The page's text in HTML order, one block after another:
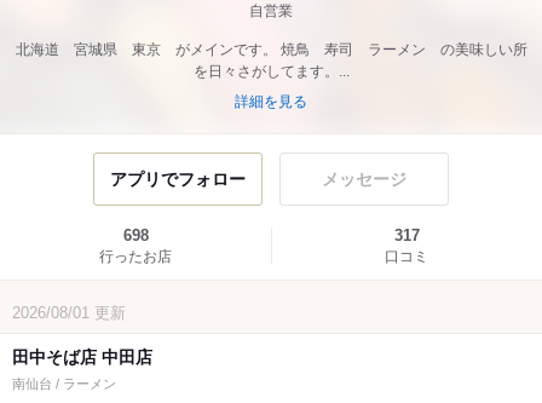
自営業
北海道 宮城県 東京 がメインです。 焼鳥 寿司 ラーメン の美味しい所
を日々さがしてます。...
詳細を見る
アプリでフォロー メッセージ
698
行ったお店
317
口コミ
2026/08/01 更新
田中そば店 中田店
南仙台 / ラーメン